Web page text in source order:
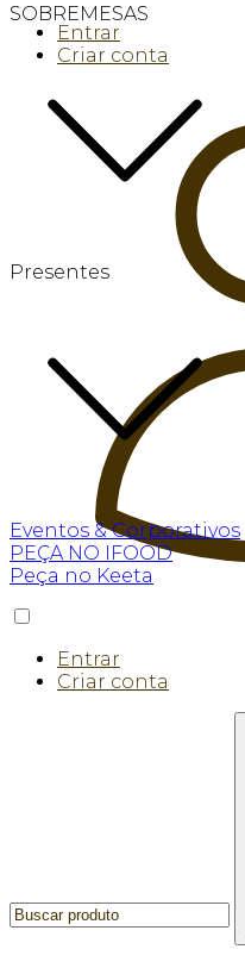
SOBREMESAS
Presentes
Eventos & Corporativos
PEÇA NO IFOOD
Peça no Keeta
Entrar
Criar conta
Entrar
Criar conta